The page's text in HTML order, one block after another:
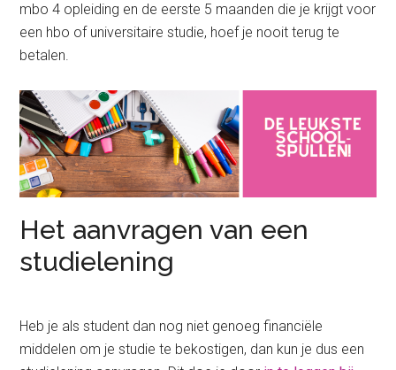
mbo 4 opleiding en de eerste 5 maanden die je krijgt voor
een hbo of universitaire studie, hoef je nooit terug te
betalen.
Het aanvragen van een
studielening
Heb je als student dan nog niet genoeg financiële
middelen om je studie te bekostigen, dan kun je dus een